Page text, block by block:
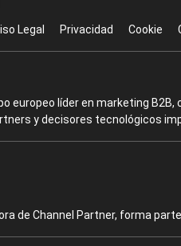
Legal Privacidad Cookie
europeo líder en marketing
y decisores tecnológicos
de Channel Partner, forma